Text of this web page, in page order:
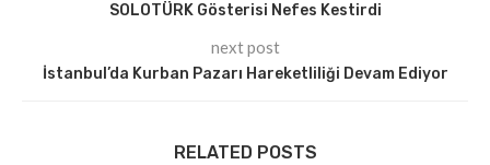
SOLOTÜRK Gösterisi Nefes Kestirdi
next post
İstanbul’da Kurban Pazarı Hareketliliği Devam Ediyor
RELATED POSTS